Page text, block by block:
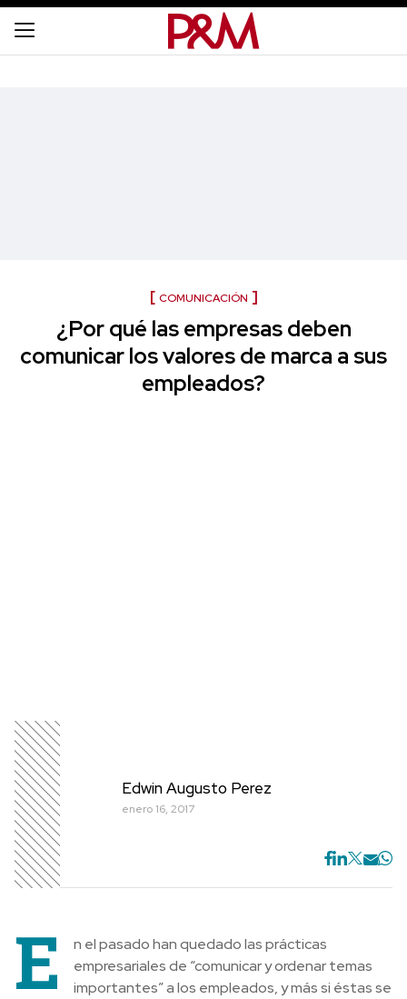
COMUNICACIÓN
¿Por qué las empresas deben
comunicar los valores de marca a sus
empleados?
Edwin Augusto Perez
enero 16, 2017
E
n el pasado han quedado las prácticas
empresariales de “comunicar y ordenar temas
importantes” a los empleados, y más si éstas se